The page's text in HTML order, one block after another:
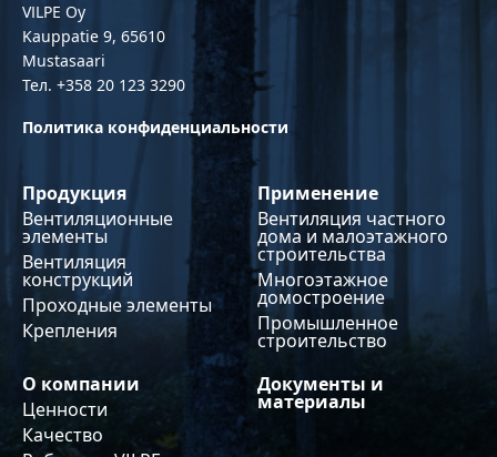
VILPE Oy
Kauppatie 9, 65610
Mustasaari
Тел. +358 20 123 3290
Политика конфиденциальности
Продукция
Вентиляционные
элементы
Вентиляция
конструкций
Проходные элементы
Крепления
Применение
Вентиляция частного
дома и малоэтажного
строительства
Многоэтажное
домостроение
Промышленное
строительство
О компании
Ценности
Качество
Документы и
материалы